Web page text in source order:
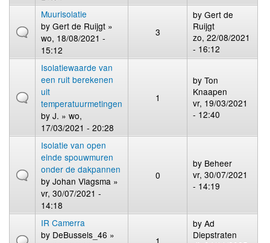
Muurisolatie
by Gert de Ruijgt »
wo, 18/08/2021 -
15:12
3
by Gert de
Ruijgt
zo, 22/08/2021
- 16:12
Isolatiewaarde van
een ruit berekenen
uit
temperatuurmetingen
by J. » wo,
17/03/2021 - 20:28
1
by Ton
Knaapen
vr, 19/03/2021
- 12:40
Isolatie van open
einde spouwmuren
onder de dakpannen
by Johan Vlagsma »
vr, 30/07/2021 -
14:18
0
by Beheer
vr, 30/07/2021
- 14:19
IR Camerra
by DeBussels_46 »
1
by Ad
Diepstraten